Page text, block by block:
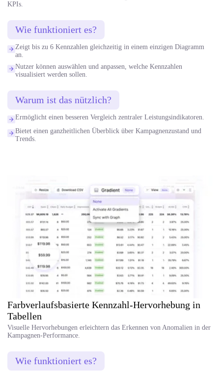
KPIs.
Wie funktioniert es?
Zeigt bis zu 6 Kennzahlen gleichzeitig in einem einzigen Diagramm
an.
Nutzer können auswählen und anpassen, welche Kennzahlen
visualisiert werden sollen.
Warum ist das nützlich?
Ermöglicht einen besseren Vergleich zentraler Leistungsindikatoren.
Bietet einen ganzheitlichen Überblick über Kampagnenzustand und
Trends.
Farbverlaufsbasierte Kennzahl-Hervorhebung in
Tabellen
Visuelle Hervorhebungen erleichtern das Erkennen von Anomalien in der
Kampagnen-Performance.
Wie funktioniert es?